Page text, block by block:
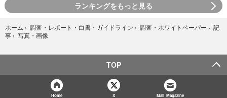
ランキングをもっと見る
ホーム › 調査・レポート・白書・ガイドライン › 調査・ホワイトペーパー › 記
事 › 写真・画像
TOP
Home X Mail Magazine